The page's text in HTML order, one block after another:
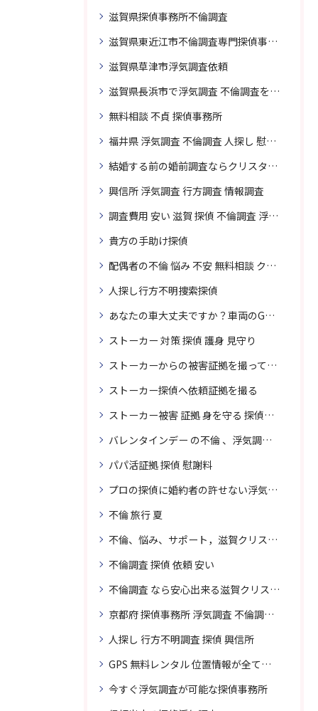
滋賀県探偵事務所不倫調査
滋賀県東近江市不倫調査専門探偵事務所
滋賀県草津市浮気調査依頼
滋賀県長浜市で浮気調査 不倫調査を頼むなら
無料相談 不貞 探偵事務所
福井県 浮気調査 不倫調査 人探し 慰謝料 請求 裁判 相談 探偵 探偵事務所
結婚する前の婚前調査ならクリスタル探偵事務所へお問い合わせ
興信所 浮気調査 行方調査 情報調査
調査費用 安い 滋賀 探偵 不倫調査 浮気調査
貴方の手助け探偵
配偶者の不倫 悩み 不安 無料相談 クリスタル探偵事務所
人探し行方不明捜索探偵
あなたの車大丈夫ですか？車両のGPS捜索なら滋賀クリスタル探偵事務所
ストーカー 対策 探偵 護身 見守り
ストーカーからの被害証拠を撮って貴女を護ります
ストーカー探偵へ依頼証拠を撮る
ストーカー被害 証拠 身を守る 探偵に頼む
バレンタインデー の不倫 、浮気調査に強い探偵
パパ活証拠 探偵 慰謝料
プロの探偵に婚約者の許せない浮気、無料相談で解決
不倫 旅行 夏
不倫、悩み、サポート，滋賀クリスタル探偵
不倫調査 探偵 依頼 安い
不倫調査 なら安心出来る滋賀クリスタル探偵事務所へご依頼
京都府 探偵事務所 浮気調査 不倫調査 専門 無料相談
人探し 行方不明調査 探偵 興信所
GPS 無料レンタル 位置情報が全てわかります
今すぐ浮気調査が可能な探偵事務所